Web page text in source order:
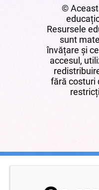
©
Resursele
sunt
învățare și
accesul,
fără costuri